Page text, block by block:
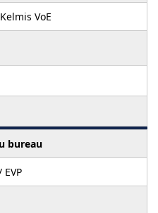
VoE
bureau
EVP